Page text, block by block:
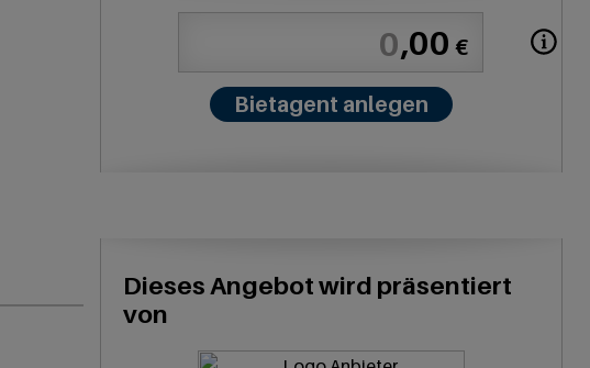
,00 €
Bietagent anlegen
Dieses Angebot wird präsentiert
von